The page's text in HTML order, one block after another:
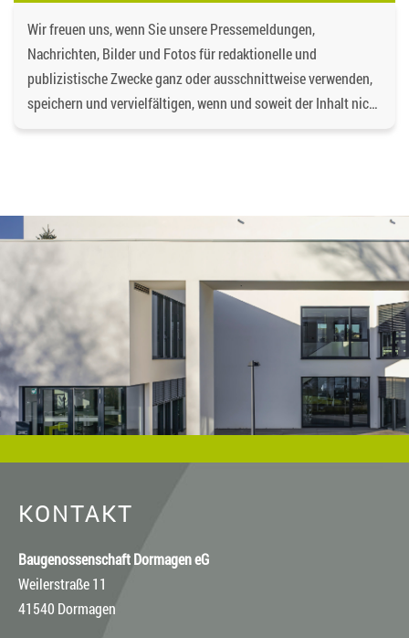
Wir freuen uns, wenn Sie unsere Pressemeldungen,
Nachrichten, Bilder und Fotos für redaktionelle und
publizistische Zwecke ganz oder ausschnittweise verwenden,
speichern und vervielfältigen, wenn und soweit der Inhalt nicht
Dritte ist nicht gestattet. Die Urheberrechte liegen bei der
Baugenossenschaft Dormagen eG, es sei denn, ein anderer
Urheber ist angegeben, z.B. bei Bildern und Fotos von
Fotostock-Anbietern. In diesen Fällen wenden Sie sich bitte an
den jeweiligen Rechteinhaber, wenn Sie das Material
verwenden wollen.
KONTAKT
Baugenossenschaft Dormagen eG
Weilerstraße 11
41540 Dormagen